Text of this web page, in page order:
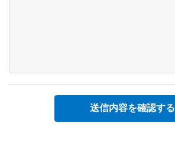
送信内容を確認する